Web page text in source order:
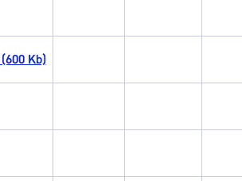
(600 Kb)